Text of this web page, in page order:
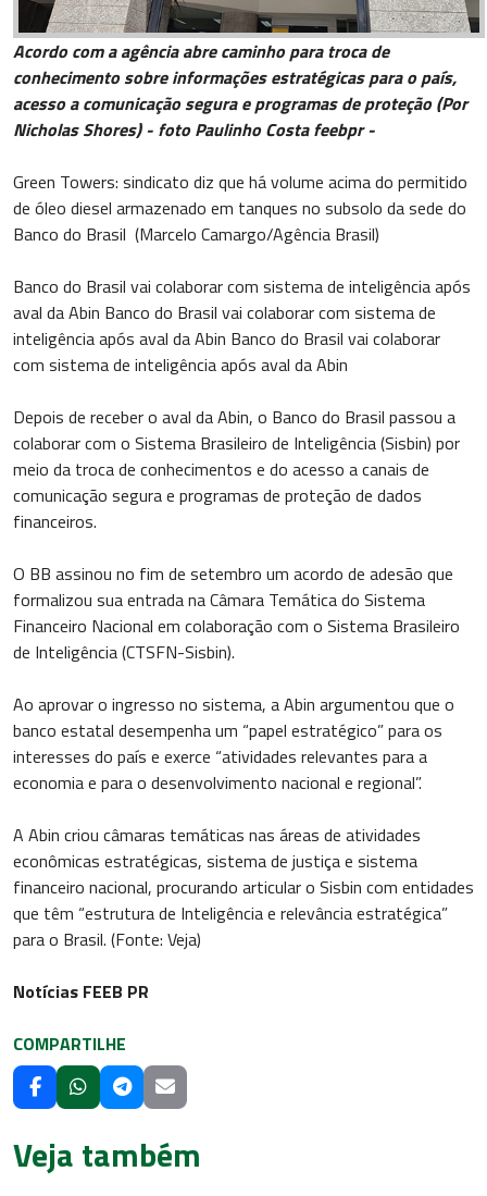
Acordo com a agência abre caminho para troca de
conhecimento sobre informações estratégicas para o país,
acesso a comunicação segura e programas de proteção (Por
Nicholas Shores) - foto Paulinho Costa feebpr -
Green Towers: sindicato diz que há volume acima do permitido
de óleo diesel armazenado em tanques no subsolo da sede do
Banco do Brasil (Marcelo Camargo/Agência Brasil)
Banco do Brasil vai colaborar com sistema de inteligência após
aval da Abin Banco do Brasil vai colaborar com sistema de
inteligência após aval da Abin Banco do Brasil vai colaborar
com sistema de inteligência após aval da Abin
Depois de receber o aval da Abin, o Banco do Brasil passou a
colaborar com o Sistema Brasileiro de Inteligência (Sisbin) por
meio da troca de conhecimentos e do acesso a canais de
comunicação segura e programas de proteção de dados
financeiros.
O BB assinou no fim de setembro um acordo de adesão que
formalizou sua entrada na Câmara Temática do Sistema
Financeiro Nacional em colaboração com o Sistema Brasileiro
de Inteligência (CTSFN-Sisbin).
Ao aprovar o ingresso no sistema, a Abin argumentou que o
banco estatal desempenha um “papel estratégico” para os
interesses do país e exerce “atividades relevantes para a
economia e para o desenvolvimento nacional e regional”.
A Abin criou câmaras temáticas nas áreas de atividades
econômicas estratégicas, sistema de justiça e sistema
financeiro nacional, procurando articular o Sisbin com entidades
que têm “estrutura de Inteligência e relevância estratégica”
para o Brasil. (Fonte: Veja)
Notícias FEEB PR
COMPARTILHE
Veja também